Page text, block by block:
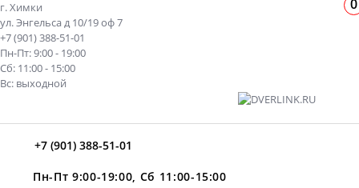
г. Химки
ул. Энгельса д 10/19 оф 7
+7 (901) 388-51-01
Пн-Пт: 9:00 - 19:00
Сб: 11:00 - 15:00
Вс: выходной
+7 (901) 388-51-01
Пн-Пт 9:00-19:00, Сб 11:00-15:00
0